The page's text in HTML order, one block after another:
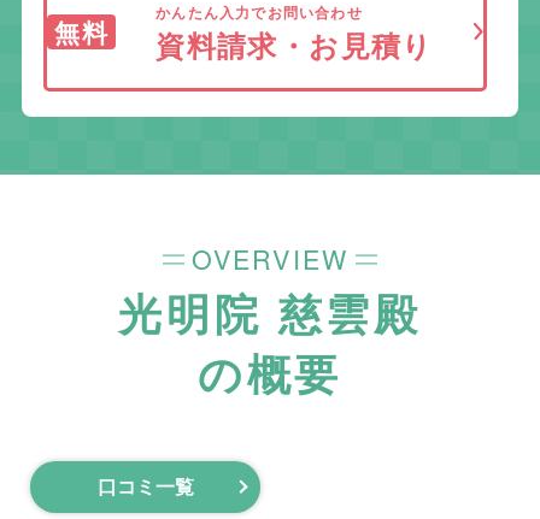
無料
かんたん入力でお問い合わせ
資料請求・お見積り
OVERVIEW
光明院 慈雲殿
の概要
口コミ一覧